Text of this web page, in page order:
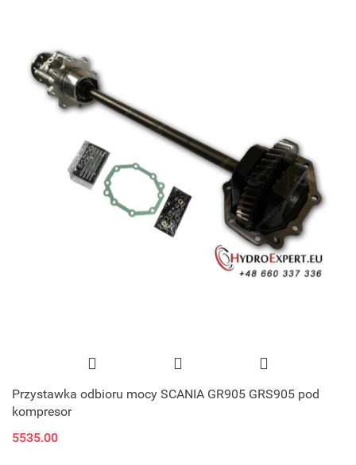
Przystawka odbioru mocy SCANIA GR905 GRS905 pod
kompresor
5535.00